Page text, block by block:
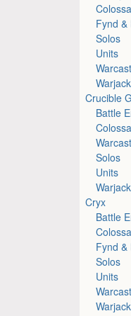
Fynd &
Solos
Units
Crucible
Battle
Solos
Units
Cryx
Battle
Fynd &
Solos
Units